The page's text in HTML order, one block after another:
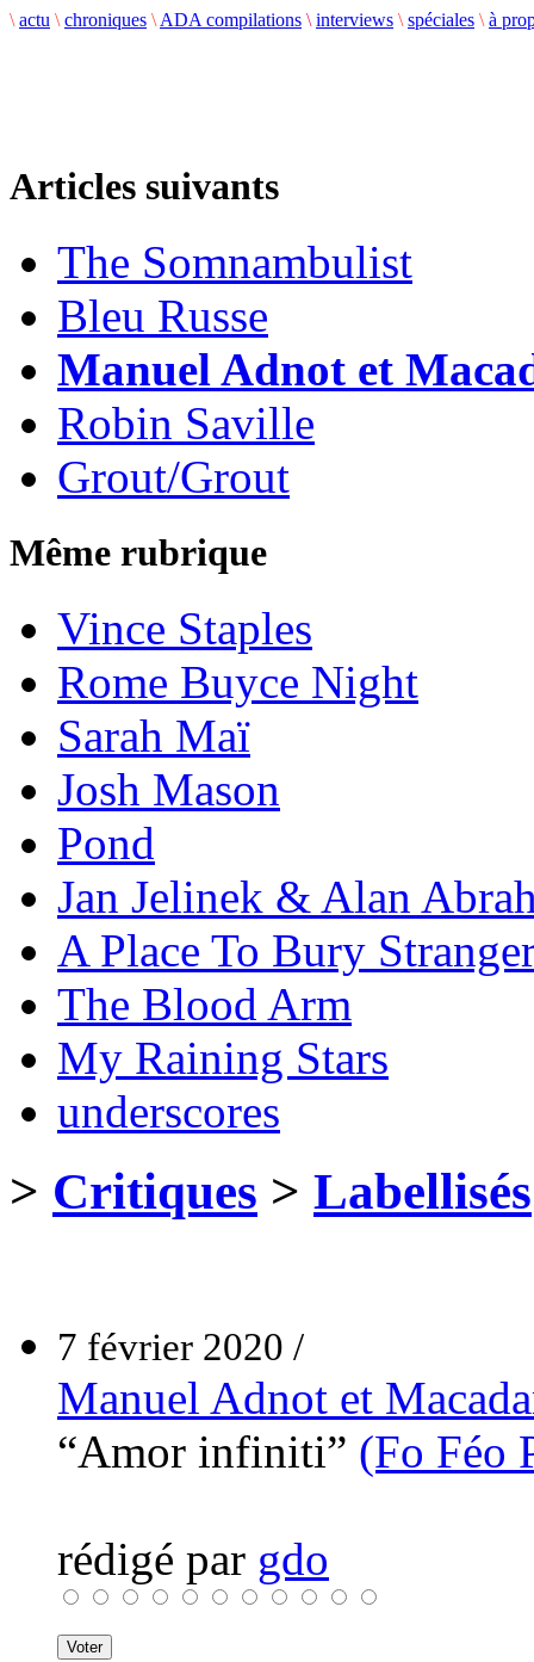
\ actu \ chroniques \ ADA compilations \ interviews \ spéciales \ à
Articles suivants
The Somnambulist
Bleu Russe
Manuel Adnot et
Robin Saville
Grout/Grout
Même rubrique
Vince Staples
Rome Buyce Night
Sarah Maï
Josh Mason
Pond
Jan Jelinek & Alan
A Place To Bury
The Blood Arm
My Raining Stars
underscores
> Critiques > Labellisés
7 février 2020 /
Manuel Adnot et
“Amor infiniti” (Fo Féo
rédigé par gdo